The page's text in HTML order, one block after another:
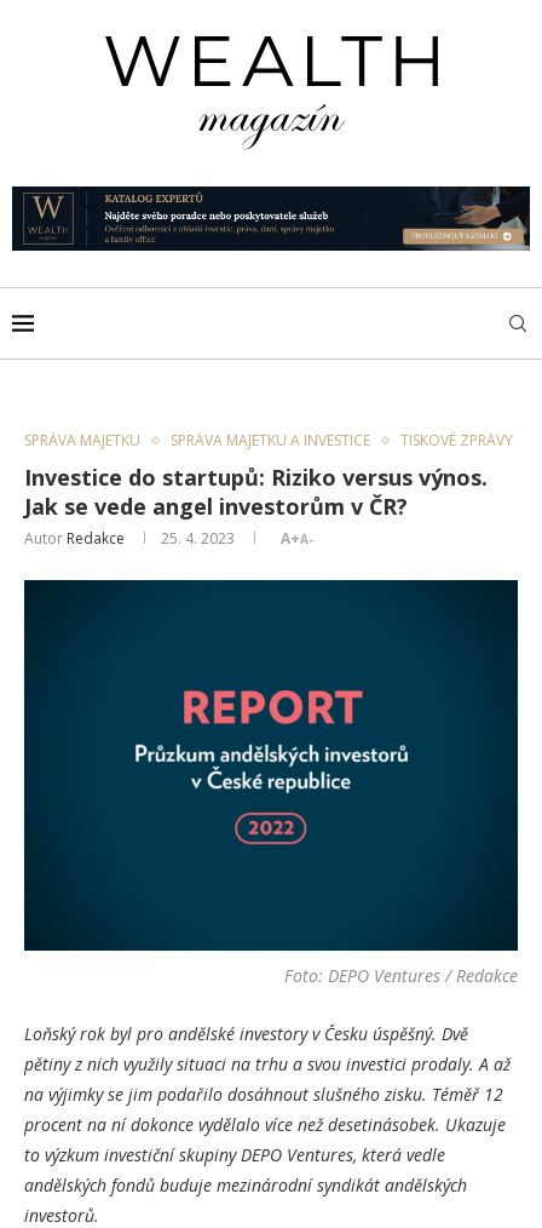
SPRÁVA MAJETKU SPRÁVA MAJETKU A INVESTICE TISKOVÉ ZPRÁVY
Investice do startupů: Riziko versus výnos.
Jak se vede angel investorům v ČR?
Autor Redakce 25. 4. 2023 A+A-
Foto: DEPO Ventures / Redakce
Loňský rok byl pro andělské investory v Česku úspěšný. Dvě
pětiny z nich využily situaci na trhu a svou investici prodaly. A až
na výjimky se jim podařilo dosáhnout slušného zisku. Téměř 12
procent na ní dokonce vydělalo více než desetinásobek. Ukazuje
to výzkum investiční skupiny DEPO Ventures, která vedle
andělských fondů buduje mezinárodní syndikát andělských
investorů.